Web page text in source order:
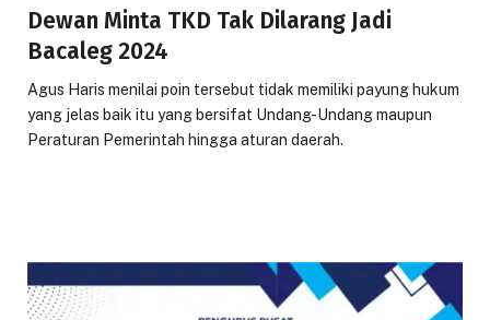
Dewan Minta TKD Tak Dilarang Jadi
Bacaleg 2024
Agus Haris menilai poin tersebut tidak memiliki payung hukum
yang jelas baik itu yang bersifat Undang-Undang maupun
Peraturan Pemerintah hingga aturan daerah.